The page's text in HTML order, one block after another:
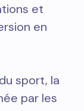
et
en
sport, la
par les